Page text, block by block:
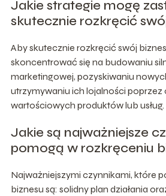
Jakie strategie mogę
skutecznie rozkręcić
Aby skutecznie rozkręcić swój
skoncentrować się na budowaniu
marketingowej, pozyskiwaniu
utrzymywaniu ich lojalności
wartościowych produktów lub usług.
Jakie są najważniejsze
pomogą w rozkręceniu
Najważniejszymi czynnikami, które
biznesu są: solidny plan działania